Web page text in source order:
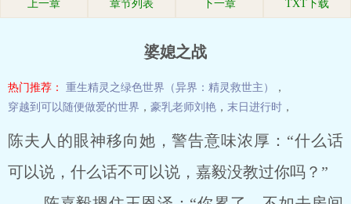
上一章 章节列表 下一章 TXT下载
婆媳之战
热门推荐： 重生精灵之绿色世界（异界：精灵救世主）
，
穿越到可以随便做爱的世界 ， 豪乳老师刘艳 ， 末日进行时 ，
陈夫人的眼神移向她，警告意味浓厚：“什么话
可以说，什么话不可以说，嘉毅没教过你吗？”